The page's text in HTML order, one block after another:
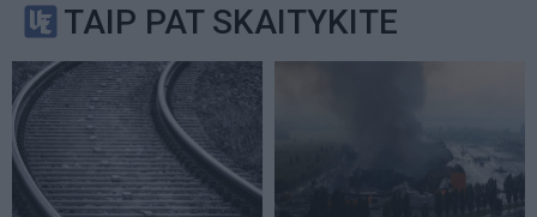
TAIP PAT SKAITYKITE